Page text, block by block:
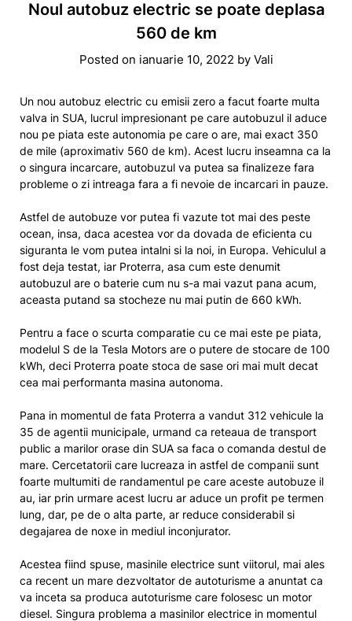
Noul autobuz electric se poate deplasa
560 de km
Posted on ianuarie 10, 2022 by Vali
Un nou autobuz electric cu emisii zero a facut foarte multa
valva in SUA, lucrul impresionant pe care autobuzul il aduce
nou pe piata este autonomia pe care o are, mai exact 350
de mile (aproximativ 560 de km). Acest lucru inseamna ca la
o singura incarcare, autobuzul va putea sa finalizeze fara
probleme o zi intreaga fara a fi nevoie de incarcari in pauze.
Astfel de autobuze vor putea fi vazute tot mai des peste
ocean, insa, daca acestea vor da dovada de eficienta cu
siguranta le vom putea intalni si la noi, in Europa. Vehiculul a
fost deja testat, iar Proterra, asa cum este denumit
autobuzul are o baterie cum nu s-a mai vazut pana acum,
aceasta putand sa stocheze nu mai putin de 660 kWh.
Pentru a face o scurta comparatie cu ce mai este pe piata,
modelul S de la Tesla Motors are o putere de stocare de 100
kWh, deci Proterra poate stoca de sase ori mai mult decat
cea mai performanta masina autonoma.
Pana in momentul de fata Proterra a vandut 312 vehicule la
35 de agentii municipale, urmand ca reteaua de transport
public a marilor orase din SUA sa faca o comanda destul de
mare. Cercetatorii care lucreaza in astfel de companii sunt
foarte multumiti de randamentul pe care aceste autobuze il
au, iar prin urmare acest lucru ar aduce un profit pe termen
lung, dar, pe de o alta parte, ar reduce considerabil si
degajarea de noxe in mediul inconjurator.
Acestea fiind spuse, masinile electrice sunt viitorul, mai ales
ca recent un mare dezvoltator de autoturisme a anuntat ca
va inceta sa produca autoturisme care folosesc un motor
diesel. Singura problema a masinilor electrice in momentul